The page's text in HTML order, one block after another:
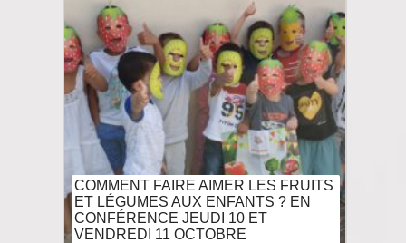
COMMENT FAIRE AIMER LES FRUITS
ET LÉGUMES AUX ENFANTS ? EN
CONFÉRENCE JEUDI 10 ET
VENDREDI 11 OCTOBRE